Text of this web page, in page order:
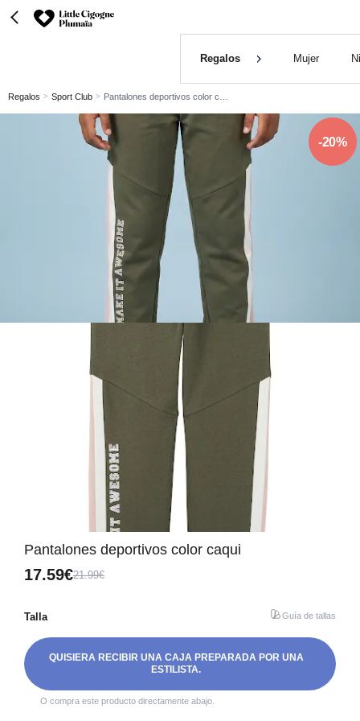
Regalos Mujer
Regalos Sport Club
-20%
Pantalones deportivos color caqui
17.59€21.99€
Talla Guía de tallas
QUISIERA RECIBIR UNA CAJA PREPARADA POR UNA
ESTILISTA.
O compra este producto directamente abajo.